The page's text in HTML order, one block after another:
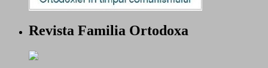
Revista Familia Ortodoxa